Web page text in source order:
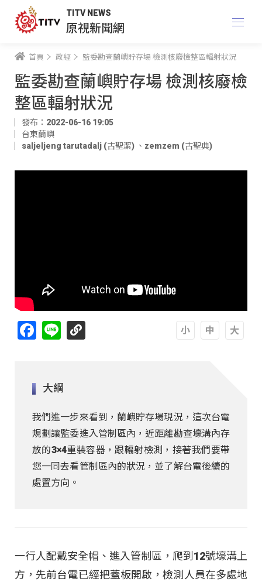
TITV NEWS
原視新聞網
首頁 政經 監委勘查蘭嶼貯存場 檢測核廢檢整區輻射狀況
監委勘查蘭嶼貯存場 檢測核廢檢
整區輻射狀況
發布：2022-06-16 19:05
台東蘭嶼
saljeljeng tarutadalj (古聖潔) 、 zemzem (古聖典)
Facebook
Line
大綱
我們進一步來看到，蘭嶼貯存場現況，這次台電
規劃讓監委進入管制區內，近距離勘查壕溝內存
放的3×4重裝容器，跟輻射檢測，接著我們要帶
您一同去看管制區內的狀況，並了解台電後續的
處置方向。
一行人配戴安全帽、進入管制區，爬到12號壕溝上
方，先前台電已經把蓋板開啟，檢測人員在多處地